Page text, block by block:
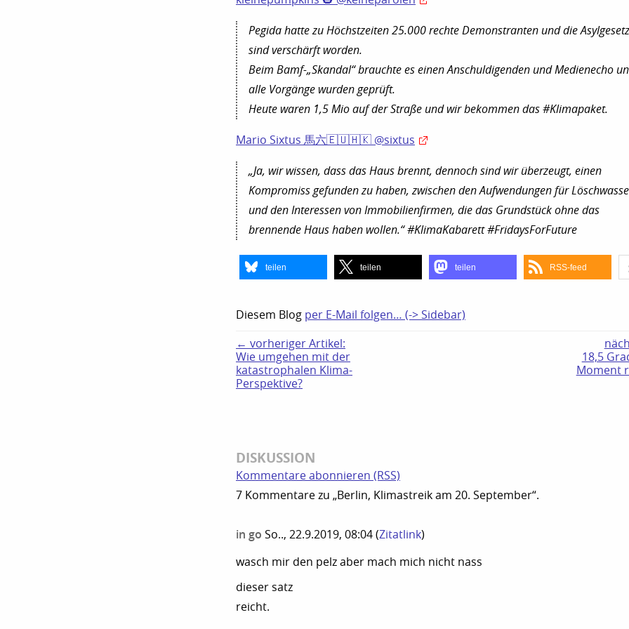
Pegida hatte zu Höchstzeiten 25.000 rechte Demonstranten und die
sind verschärft worden.
Beim Bamf-„Skandal“ brauchte es einen Anschuldigenden und Medienecho
alle Vorgänge wurden geprüft.
Heute waren 1,5 Mio auf der Straße und wir bekommen das #Klimapaket.
Mario Sixtus 馬六🇪🇺🇭🇰 @sixtus
„Ja, wir wissen, dass das Haus brennt, dennoch sind wir überzeugt, einen
Kompromiss gefunden zu haben, zwischen den Aufwendungen für
und den Interessen von Immobilienfirmen, die das Grundstück ohne das
brennende Haus haben wollen.“ #KlimaKabarett #FridaysForFuture
teilen teilen teilen RSS-feed
Diesem Blog per E-Mail folgen… (-> Sidebar)
← vorheriger Artikel:
Wie umgehen mit der
katastrophalen Klima-
Perspektive?
18,5
Moment
DISKUSSION
Kommentare abonnieren (RSS)
7 Kommentare zu „Berlin, Klimastreik am 20. September“.
in go So.., 22.9.2019, 08:04 (Zitatlink)
wasch mir den pelz aber mach mich nicht nass
dieser satz
reicht.